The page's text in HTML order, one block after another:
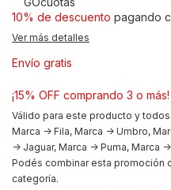
10% de descuento pagando
Ver más detalles
Envío gratis
¡15% OFF comprando 3 o más!
Válido para este producto y
Marca -> Fila, Marca -> Umbro,
-> Jaguar, Marca -> Puma, Marca
Podés combinar esta promoción
categoría.